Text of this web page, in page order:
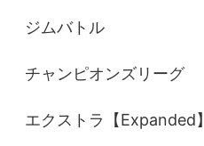
ジムバトル
チャンピオンズリーグ
エクストラ【Expanded】